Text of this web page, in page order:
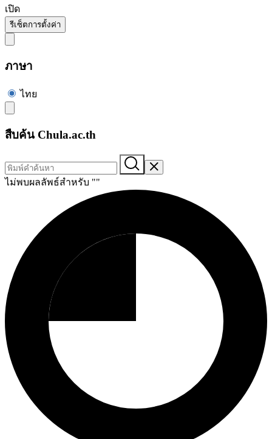
เปิด
รีเซ็ตการตั้งค่า
ภาษา
ไทย
สืบค้น Chula.ac.th
ไม่พบผลลัพธ์สำหรับ ""